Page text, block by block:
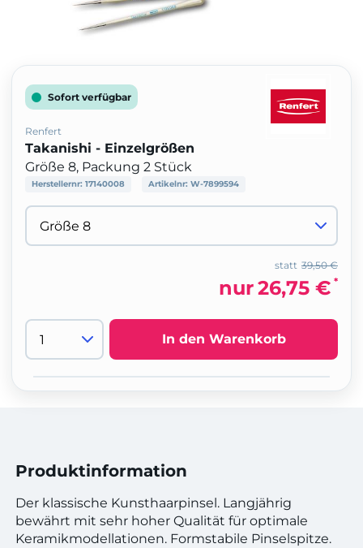
Sofort verfügbar
Renfert
Takanishi - Einzelgrößen
Größe 8, Packung 2 Stück
Herstellernr: 17140008 Artikelnr: W-7899594
39,50 €
statt
nur26,75 € *
In den Warenkorb
Produktinformation
Der klassische Kunsthaarpinsel. Langjährig
bewährt mit sehr hoher Qualität für optimale
Keramikmodellationen. Formstabile Pinselspitze.